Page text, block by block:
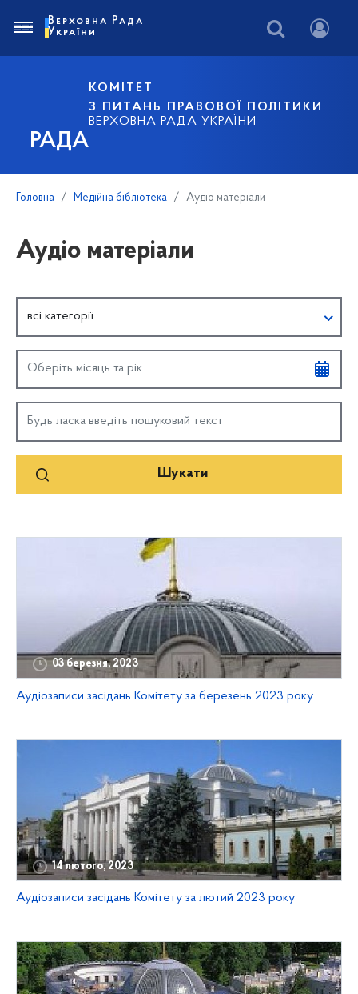
РАДА
КОМІТЕТ
З ПИТАНЬ ПРАВОВОЇ ПОЛІТИКИ
ВЕРХОВНА РАДА УКРАЇНИ
Верховна Рада
України
Головна Медійна бібліотека Аудіо матеріали
Аудіо матеріали
всі категорії
03 березня, 2023
Аудіозаписи засідань Комітету за березень 2023 року
14 лютого, 2023
Аудіозаписи засідань Комітету за лютий 2023 року